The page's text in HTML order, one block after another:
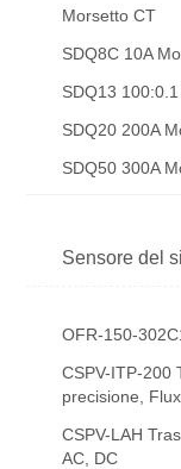
Morsetto CT
SDQ8C 10A
SDQ13
SDQ20 200A
SDQ50 300A
Sensore del
OFR-150-
CSPV-ITP-200
precisione,
CSPV-LAH
AC, DC